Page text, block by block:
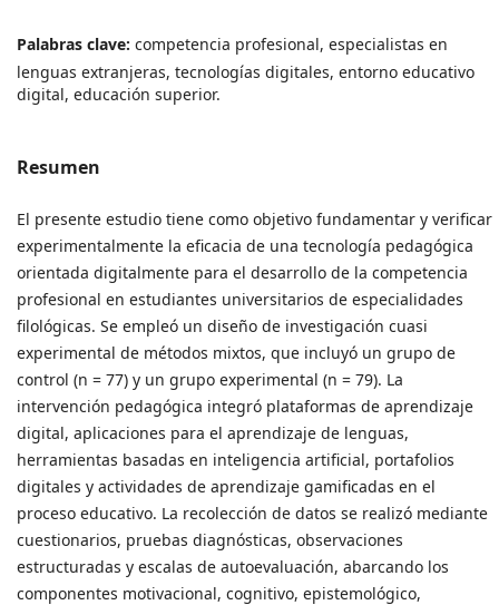
Palabras clave: competencia profesional, especialistas en
lenguas extranjeras, tecnologías digitales, entorno educativo
digital, educación superior.
Resumen
El presente estudio tiene como objetivo fundamentar y verificar
experimentalmente la eficacia de una tecnología pedagógica
orientada digitalmente para el desarrollo de la competencia
profesional en estudiantes universitarios de especialidades
filológicas. Se empleó un diseño de investigación cuasi
experimental de métodos mixtos, que incluyó un grupo de
control (n = 77) y un grupo experimental (n = 79). La
intervención pedagógica integró plataformas de aprendizaje
digital, aplicaciones para el aprendizaje de lenguas,
herramientas basadas en inteligencia artificial, portafolios
digitales y actividades de aprendizaje gamificadas en el
proceso educativo. La recolección de datos se realizó mediante
cuestionarios, pruebas diagnósticas, observaciones
estructuradas y escalas de autoevaluación, abarcando los
componentes motivacional, cognitivo, epistemológico,